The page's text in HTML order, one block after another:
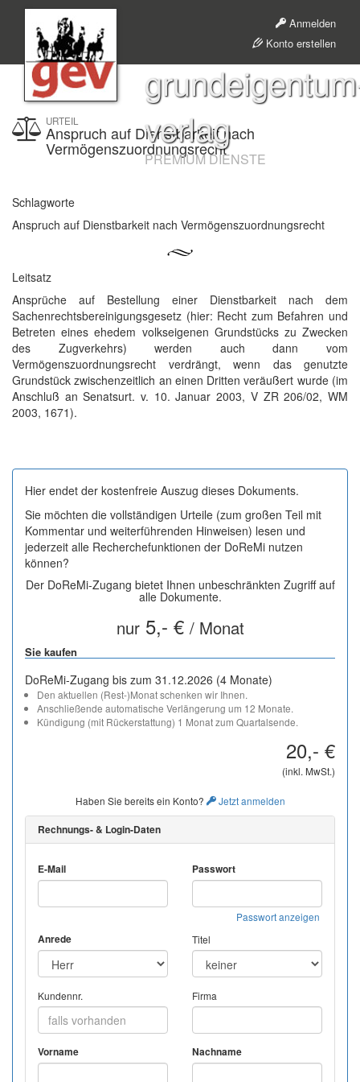
Anmelden
Konto erstellen
verlag
PREMIUM DIENSTE
URTEIL
Anspruch auf Dienstbarkeit nach
Vermögenszuordnungsrecht
Schlagworte
Anspruch auf Dienstbarkeit nach Vermögenszuordnungsrecht
Leitsatz
Ansprüche auf Bestellung einer Dienstbarkeit nach dem
Sachenrechtsbereinigungsgesetz (hier: Recht zum Befahren und
Betreten eines ehedem volkseigenen Grundstücks zu Zwecken
des Zugverkehrs) werden auch dann vom
Vermögenszuordnungsrecht verdrängt, wenn das genutzte
Grundstück zwischenzeitlich an einen Dritten veräußert wurde (im
Anschluß an Senatsurt. v. 10. Januar 2003, V ZR 206/02, WM
2003, 1671).
Hier endet der kostenfreie Auszug dieses Dokuments.
Sie möchten die vollständigen Urteile (zum großen Teil mit
Kommentar und weiterführenden Hinweisen) lesen und
jederzeit alle Recherchefunktionen der DoReMi nutzen
können?
Der DoReMi-Zugang bietet Ihnen unbeschränkten Zugriff auf
alle Dokumente.
nur5,- € / Monat
Sie kaufen
DoReMi-Zugang bis zum 31.12.2026 (4 Monate)
Den aktuellen (Rest-)Monat schenken wir Ihnen.
Anschließende automatische Verlängerung um 12 Monate.
Kündigung (mit Rückerstattung) 1 Monat zum Quartalsende.
20,- €
(inkl. MwSt.)
Haben Sie bereits ein Konto? Jetzt anmelden
Rechnungs- & Login-Daten
E-Mail Passwort
Passwort anzeigen
Anrede Titel
Kundennr. Firma
Vorname Nachname